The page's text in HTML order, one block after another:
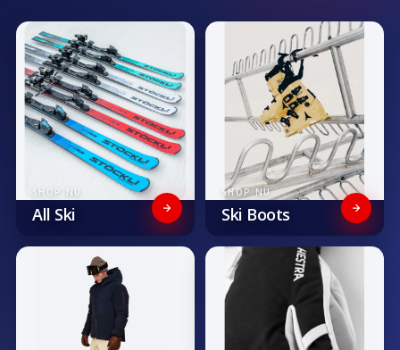
SHOP NU
All Ski
SHOP NU
Ski Boots